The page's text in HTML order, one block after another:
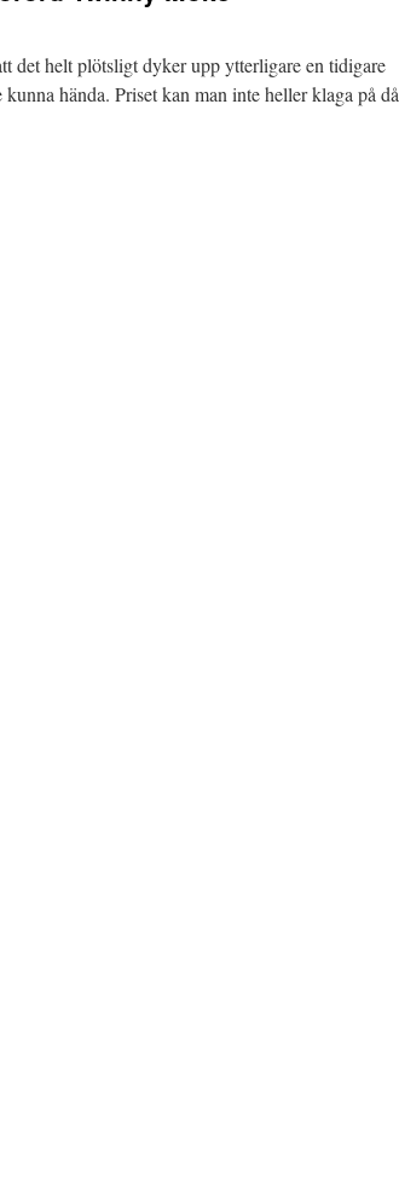
det helt plötsligt dyker upp ytterligare en tidigare
hända. Priset kan man inte heller klaga på då